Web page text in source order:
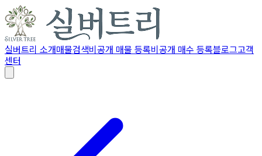
실버트리 소개매물검색비공개 매물 등록비공개 매수 등록블로그고객
센터